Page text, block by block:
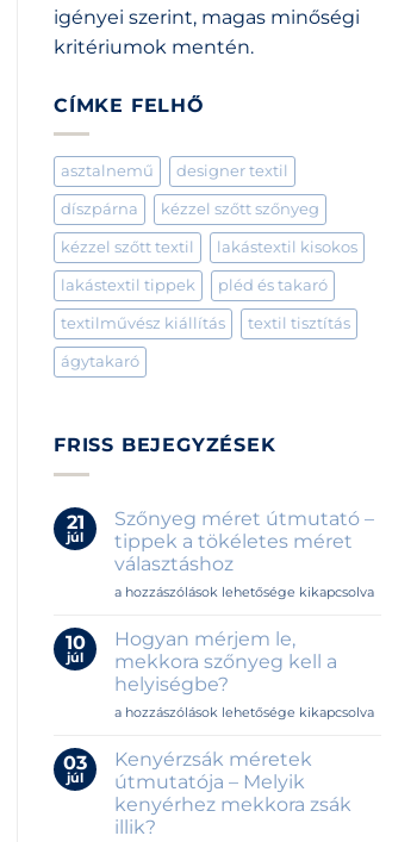
igényei szerint, magas minőségi
kritériumok mentén.
CÍMKE FELHŐ
asztalnemű designer textil
díszpárna kézzel szőtt szőnyeg
kézzel szőtt textil lakástextil kisokos
lakástextil tippek pléd és takaró
textilművész kiállítás textil tisztítás
ágytakaró
FRISS BEJEGYZÉSEK
21
júl
Szőnyeg méret útmutató –
tippek a tökéletes méret
választáshoz
Szőnyeg
útmutató
–
tippek
a
tökéletes
választáshoz
bejegyzéshez
a hozzászólások lehetősége kikapcsolva
10
júl
Hogyan mérjem le,
mekkora szőnyeg kell a
helyiségbe?
Hogyan
le,
mekkora
szőnyeg
kell
a
a hozzászólások lehetősége kikapcsolva
03
júl
Kenyérzsák méretek
útmutatója – Melyik
kenyérhez mekkora zsák
illik?